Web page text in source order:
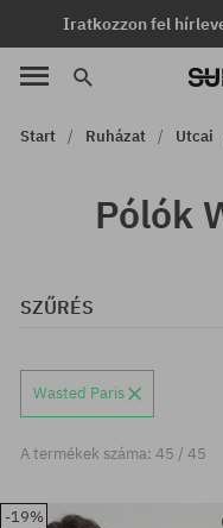
Iratkozzon fel
Start Ruházat Utcai
Pólók
SZŰRÉS
Wasted Paris
A termékek száma: 45 / 45
-19%